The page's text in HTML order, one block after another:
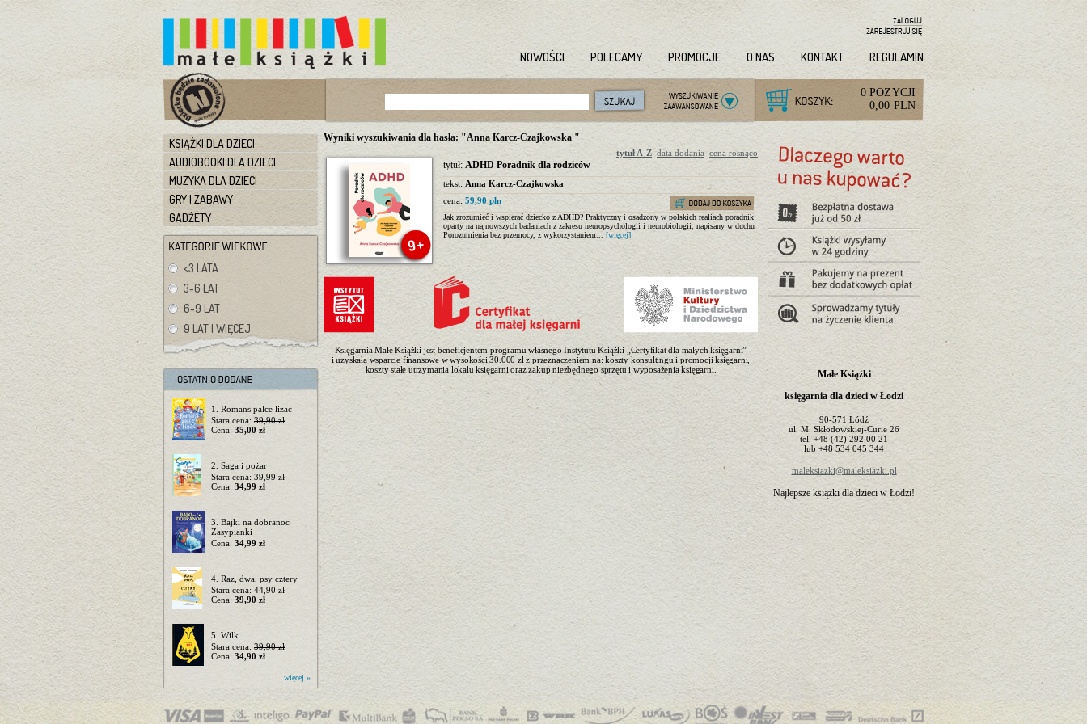
NOWOŚCI POLECAMY PROMOCJE O NAS KONTAKT REGULAMIN
0 POZYCJI
0,00 PLN
KSIĄŻKI DLA DZIECI
AUDIOBOOKI DLA DZIECI
MUZYKA DLA DZIECI
GRY I ZABAWY
GADŻETY
<3 LATA
3-6 LAT
6-9 LAT
9 LAT I WIĘCEJ
1. Romans palce lizać
Stara cena: 39,90 zł
Cena: 35,00 zł
2. Saga i pożar
Stara cena: 39,99 zł
Cena: 34,99 zł
3. Bajki na dobranoc
Zasypianki
Cena: 34,99 zł
4. Raz, dwa, psy cztery
Stara cena: 44,90 zł
Cena: 39,90 zł
5. Wilk
Stara cena: 39,90 zł
Cena: 34,90 zł
więcej »
Wyniki wyszukiwania dla hasła: "Anna Karcz-Czajkowska "
tytuł A-Z data dodania cena rosnąco
tytuł: ADHD Poradnik dla rodziców
tekst: Anna Karcz-Czajkowska
cena:59,90 pln
Jak zrozumieć i wspierać dziecko z ADHD? Praktyczny i osadzony w polskich realiach poradnik
oparty na najnowszych badaniach z zakresu neuropsychologii i neurobiologii, napisany w duchu
Porozumienia bez przemocy, z wykorzystaniem... [więcej]
Księgarnia Małe Książki jest beneficjentem programu własnego Instytutu Książki „Certyfikat dla małych księgarni”
i uzyskała wsparcie finansowe w wysokości 30.000 zł z przeznaczeniem na: koszty konsultingu i promocji księgarni,
koszty stałe utrzymania lokalu księgarni oraz zakup niezbędnego sprzętu i wyposażenia księgarni.
Małe Książki
księgarnia dla dzieci w Łodzi
90-571 Łódź
ul. M. Skłodowskiej-Curie 26
tel.+48 (42) 292 00 21
lub +48 534 045 344
maleksiazki@maleksiazki.pl
Najlepsze książki dla dzieci w Łodzi!